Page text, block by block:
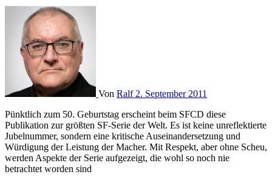
Von Ralf 2. September 2011
Pünktlich zum 50. Geburtstag erscheint beim SFCD diese
Publikation zur größten SF-Serie der Welt. Es ist keine unreflektierte
Jubelnummer, sondern eine kritische Auseinandersetzung und
Würdigung der Leistung der Macher. Mit Respekt, aber ohne Scheu,
werden Aspekte der Serie aufgezeigt, die wohl so noch nie
betrachtet worden sind